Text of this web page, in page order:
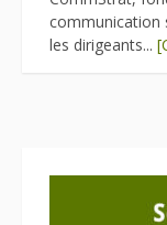
communication
les dirigeants...